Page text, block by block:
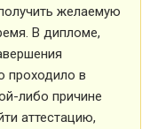
желаемую
В дипломе,
проходило в
либо причине
аттестацию,